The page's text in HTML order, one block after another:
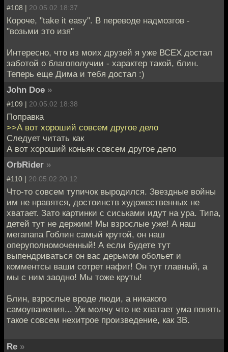
#108 | 20.05.02 18:37
Короче, "take it easy". В переводе надмозгов -
"возьми это изя"
Интересно, что из моих друзей я уже ВСЕХ достал
заботой о благополучии - характер такой, блин.
Теперь еще Дима и тебя достал :)
John Doe »
#109 | 20.05.02 18:38
Поправка
>>А вот хороший совсем другое дело
Следует читать как
А вот хороший коньяк совсем другое дело
OrbRider »
#110 | 20.05.02 20:12
Что-то совсем тупичок выродился. Звездные войны
им не нравятся, достоинств художественных не
хватает. Зато картинки с сиськами идут на ура. Типа,
детей тут не держим! Мы взрослые уже! А наш
мегапапа Гоблин самый крутой, он наш
оперуполномоченный! А если будете тут
выпендриваться он вас дерьмом обольет и
комментсы ваши сотрет нафиг! Он тут главный, а
мы с ним заодно! Мы тоже круты!
Блин, взрослые вроде люди, а никакого
самоуважения... Уж молчу что не хватает ума понять
такое совсем нехитрое произведение, как ЗВ.
Re »